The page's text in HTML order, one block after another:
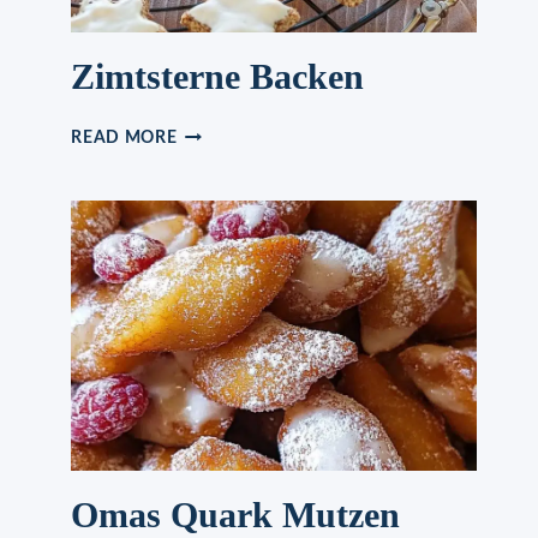
Zimtsterne Backen
READ MOREZIMTSTERNE
Omas Quark Mutzen